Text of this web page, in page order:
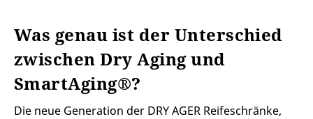
Was genau ist der Unterschied
zwischen Dry Aging und
SmartAging®?
Die neue Generation der DRY AGER Reifeschränke,